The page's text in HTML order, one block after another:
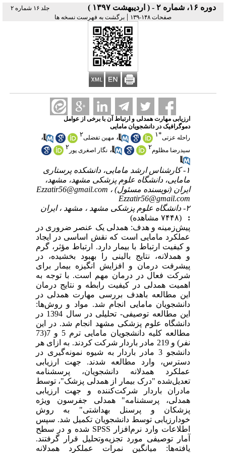
دوره ۱۶، شماره ۲ - ( اردیبهشت ۱۳۹۷ )
جلد ۱۶ شماره ۲
صفحات ۱۴۸-۱۳۹
| برگشت به فهرست نسخه ها
ارزیابی مهارت همدلی و ارتباط آن با برخی از عوامل
دموگرافیک در دانشجویان مامایی
راحله عزتی*۱ ، مهین تفضلی۲ ،
سیدرضا مظلوم۲ ، نگار اصغری پور ۲
۱- کارشناس ارشد مامایی، دانشکده پرستاری
مامایی، دانشگاه علوم پزشکی مشهد، مشهد،
ایران (نویسنده مسئول) ، Ezzatir56@gmail.com
Ezzatir56@gmail.com
۲- دانشگاه علوم پزشکی مشهد ، مشهد ، ایران
:
(۷۴۴۸ مشاهده)
پیش‌زمینه و هدف: همدلی یک عنصر ضروری در
عملکرد مامایی است که نقش اساسی در ایجاد
و کیفیت ارتباط با بیمار دارد. ارتباط مؤثر، گرم
و همدلانه، نتایج بالینی را بهبود بخشیده، در
پیشرفت درمان و افزایش انگیزه بیمار برای
شرکت فعال در درمان مهم است. با توجه به
اهمیت همدلی در کیفیت رابطه و نتایج درمان
این مطالعه باهدف بررسی مهارت همدلی در
دانشجویان مامایی انجام شد. مواد و روش‌ها:
این مطالعه توصیفی- تحلیلی در سال 1394 در
دانشگاه علوم پزشکی مشهد انجام شد. در این
مطالعه کلیه دانشجویان مامایی ترم 5 و 7(73
نفر) و 219 مادر باردار شرکت کردند. به ازای هر
دانشجو 3 مادر باردار به شیوه نمونه‌گیری در
دسترس، وارد مطالعه شدند. جهت ارزیابی
عملکرد همدلانه دانشجویان، پرسشنامه
تعدیل‌شده "درک بیمار از همدلی پزشک"، توسط
مادران باردار شرکت‌کننده و جهت ارزیابی
همدلی، پرسشنامه" همدلی جفرسون ویژه
پزشکان و پرسنل بهداشتی" به روش
خودارزیابی توسط دانشجویان تکمیل شد. سپس
اطلاعات وارد نرم‌افزار SPSS شده و در سطح
آمار توصیفی مورد تجزیه‌و‌تحلیل قرار گرفتند.
یافته‌ها: میانگین نمرات عملکرد همدلانه